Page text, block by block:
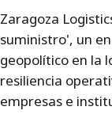
Zaragoza
suministro', un
geopolítico en la
resiliencia
empresas e